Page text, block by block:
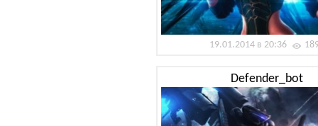
19.01.2014 в 20:36
Defender_bot